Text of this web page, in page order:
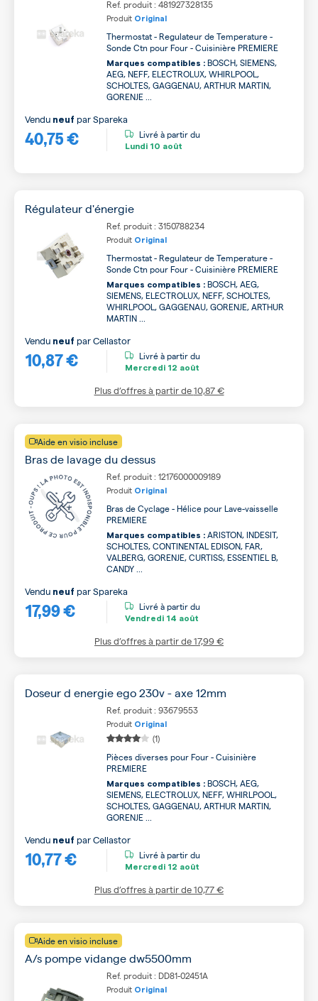
Ref. produit : 481927328135
Produit Original
Thermostat - Regulateur de Temperature -
Sonde Ctn pour Four - Cuisinière PREMIERE
Marques compatibles : BOSCH, SIEMENS,
AEG, NEFF, ELECTROLUX, WHIRLPOOL,
SCHOLTES, GAGGENAU, ARTHUR MARTIN,
GORENJE ...
40,75 €
Vendu neuf parSpareka
Livré à partir du
Lundi 10 août
Régulateur d'énergie
Ref. produit : 3150788234
Produit Original
Thermostat - Regulateur de Temperature -
Sonde Ctn pour Four - Cuisinière PREMIERE
Marques compatibles : BOSCH, AEG,
SIEMENS, ELECTROLUX, NEFF, SCHOLTES,
WHIRLPOOL, GAGGENAU, GORENJE, ARTHUR
MARTIN ...
10,87 €
Vendu neuf parCellastor
Livré à partir du
Mercredi 12 août
Plus d’offres à partir de10,87 €
Aide en visio incluse
Bras de lavage du dessus
Ref. produit : 12176000009189
Produit Original
Bras de Cyclage - Hélice pour Lave-vaisselle
PREMIERE
Marques compatibles : ARISTON, INDESIT,
SCHOLTES, CONTINENTAL EDISON, FAR,
VALBERG, GORENJE, CURTISS, ESSENTIEL B,
CANDY ...
17,99 €
Vendu neuf parSpareka
Livré à partir du
Vendredi 14 août
Plus d’offres à partir de17,99 €
Doseur d energie ego 230v - axe 12mm
Ref. produit : 93679553
Produit Original
(1)
Pièces diverses pour Four - Cuisinière
PREMIERE
Marques compatibles : BOSCH, AEG,
SIEMENS, ELECTROLUX, NEFF, WHIRLPOOL,
SCHOLTES, GAGGENAU, ARTHUR MARTIN,
GORENJE ...
10,77 €
Vendu neuf parCellastor
Livré à partir du
Mercredi 12 août
Plus d’offres à partir de10,77 €
Aide en visio incluse
A/s pompe vidange dw5500mm
Ref. produit : DD81-02451A
Produit Original